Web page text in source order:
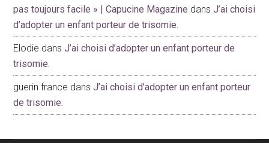
pas toujours facile » | Capucine Magazine dansJ’ai choisi
d’adopter un enfant porteur de trisomie.
Elodie dansJ’ai choisi d’adopter un enfant porteur de
trisomie.
guerin france dansJ’ai choisi d’adopter un enfant porteur
de trisomie.